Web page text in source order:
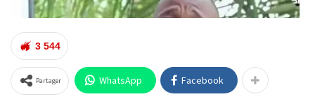
3 544
Partager WhatsApp Facebook